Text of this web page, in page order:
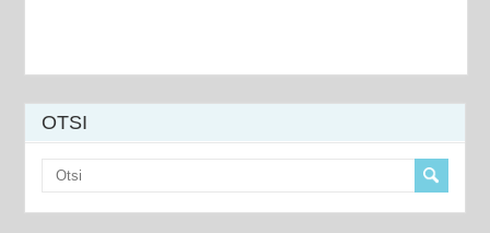
OTSI